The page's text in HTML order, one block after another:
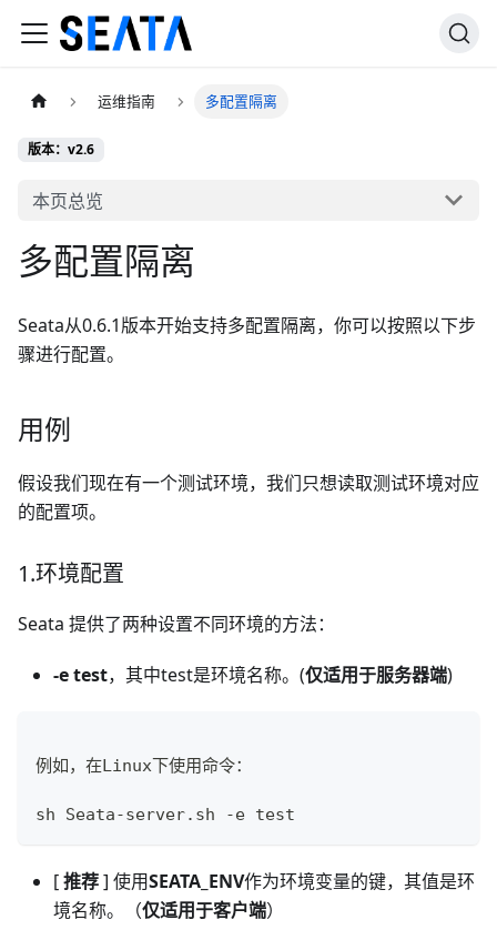
运维指南 多配置隔离
版本：v2.6
本页总览
多配置隔离
Seata从0.6.1版本开始支持多配置隔离，你可以按照以下步
骤进行配置。
用例
假设我们现在有一个测试环境，我们只想读取测试环境对应
的配置项。
1.环境配置
Seata 提供了两种设置不同环境的方法：
-e test，其中test是环境名称。(仅适用于服务器端)
例如，在Linux下使用命令：
sh Seata-server.sh -e test
[推荐] 使用SEATA_ENV作为环境变量的键，其值是环
境名称。（仅适用于客户端）